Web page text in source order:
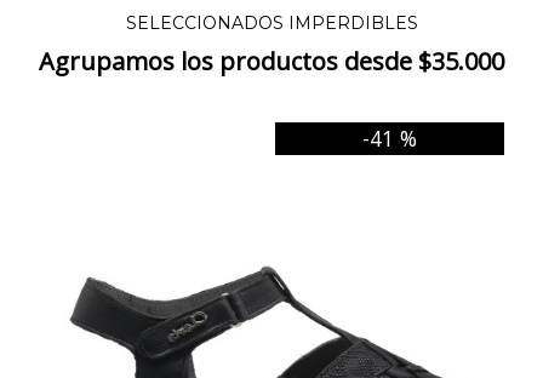
SELECCIONADOS IMPERDIBLES
Agrupamos los productos desde $35.000
-41 %